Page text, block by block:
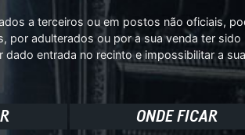
a terceiros ou em postos não oficiais,
por adulterados ou por a sua venda ter sido
dado entrada no recinto e impossibilitar a sua
ONDE FICAR